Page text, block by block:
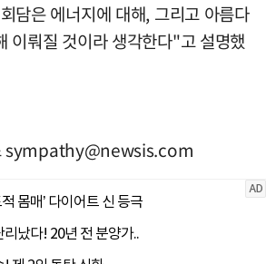
담은 에너지에 대해, 그리고 아름다
이뤄질 것이라 생각한다"고 설명했
sympathy@newsis.com